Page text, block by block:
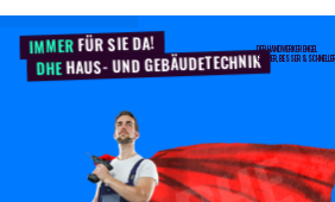
IMMERFÜR SIE DA!
DHEHAUS- UND GEBÄUDETECHNIK
DER HANDWERKER ENGEL
GRÖßER, BESSER & SCHNELLER